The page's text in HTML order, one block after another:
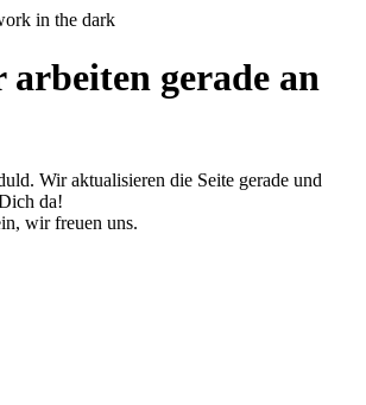
gerade an
Wir aktualisieren die Seite gerade und
da!
wir freuen uns.